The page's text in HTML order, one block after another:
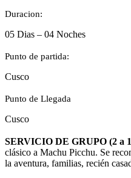
Duracion:
05 Dias – 04 Noches
Punto de partida:
Cusco
Punto de Llegada
Cusco
SERVICIO DE GRUPO (2 a
clásico a Machu Picchu. Se
la aventura, familias, recién